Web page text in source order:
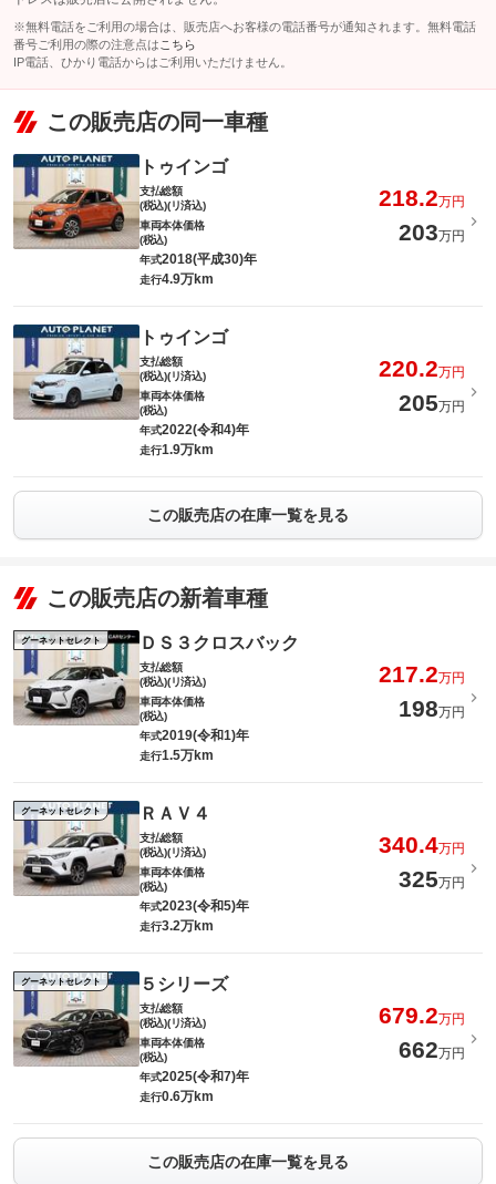
※無料電話をご利用の場合は、販売店へお客様の電話番号が通知されます。無料電話
番号ご利用の際の注意点は こちら
IP電話、ひかり電話からはご利用いただけません。
この販売店の同一車種
トゥインゴ
支払総額
(税込)(リ済込)
218.2万円
車両本体価格
(税込)
203万円
年式2018(平成30)年
走行4.9万km
トゥインゴ
支払総額
(税込)(リ済込)
220.2万円
車両本体価格
(税込)
205万円
年式2022(令和4)年
走行1.9万km
この販売店の在庫一覧を見る
この販売店の新着車種
グーネットセレクト ＤＳ３クロスバック
支払総額
(税込)(リ済込)
217.2万円
車両本体価格
(税込)
198万円
年式2019(令和1)年
走行1.5万km
グーネットセレクト ＲＡＶ４
支払総額
(税込)(リ済込)
340.4万円
車両本体価格
(税込)
325万円
年式2023(令和5)年
走行3.2万km
グーネットセレクト ５シリーズ
支払総額
(税込)(リ済込)
679.2万円
車両本体価格
(税込)
662万円
年式2025(令和7)年
走行0.6万km
この販売店の在庫一覧を見る